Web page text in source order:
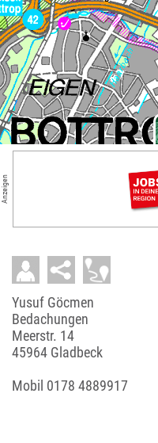
Anzeigen
Yusuf Göcmen
Bedachungen
Meerstr. 14
45964 Gladbeck
Mobil 0178 4889917